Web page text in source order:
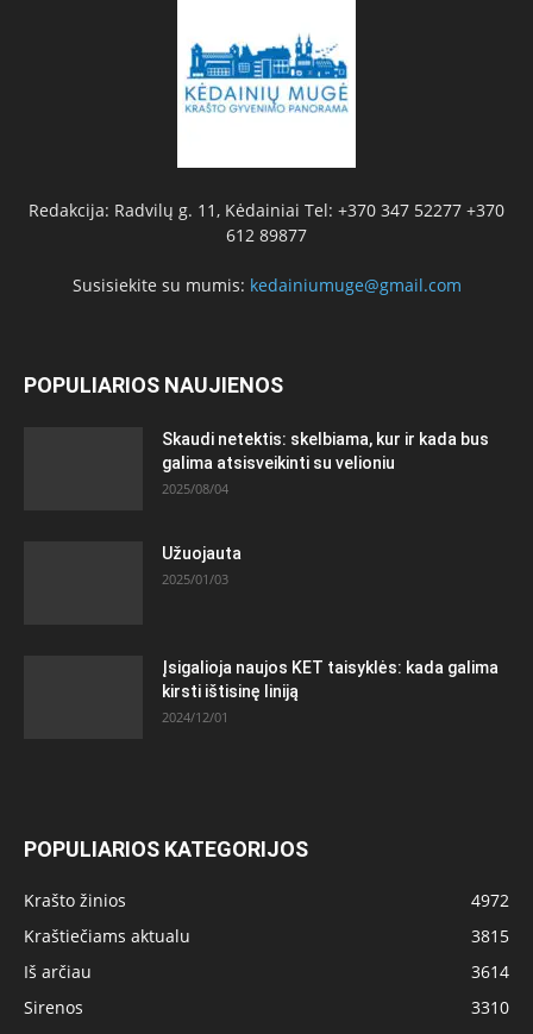
Redakcija: Radvilų g. 11, Kėdainiai Tel: +370 347 52277 +370
612 89877
Susisiekite su mumis: kedainiumuge@gmail.com
POPULIARIOS NAUJIENOS
Skaudi netektis: skelbiama, kur ir kada bus
galima atsisveikinti su velioniu
2025/08/04
Užuojauta
2025/01/03
Įsigalioja naujos KET taisyklės: kada galima
kirsti ištisinę liniją
2024/12/01
POPULIARIOS KATEGORIJOS
Krašto žinios
4972
Kraštiečiams aktualu
3815
Iš arčiau
3614
Sirenos
3310